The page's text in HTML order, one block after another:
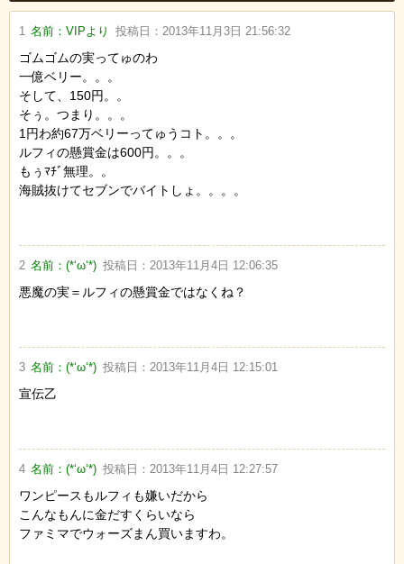
1 名前：VIPより 投稿日： 2013年11月3日 21:56:32
ゴムゴムの実ってゅのわ
一億ベリー。。。
そして、150円。。
そぅ。つまり。。。
1円わ約67万ベリーってゅうコト。。。
ルフィの懸賞金は600円。。。
もぅﾏﾁﾞ無理。。
海賊抜けてセブンでバイトしょ。。。。
2 名前：(*‘ω‘*) 投稿日： 2013年11月4日 12:06:35
悪魔の実＝ルフィの懸賞金ではなくね？
3 名前：(*‘ω‘*) 投稿日： 2013年11月4日 12:15:01
宣伝乙
4 名前：(*‘ω‘*) 投稿日： 2013年11月4日 12:27:57
ワンピースもルフィも嫌いだから
こんなもんに金だすくらいなら
ファミマでウォーズまん買いますわ。